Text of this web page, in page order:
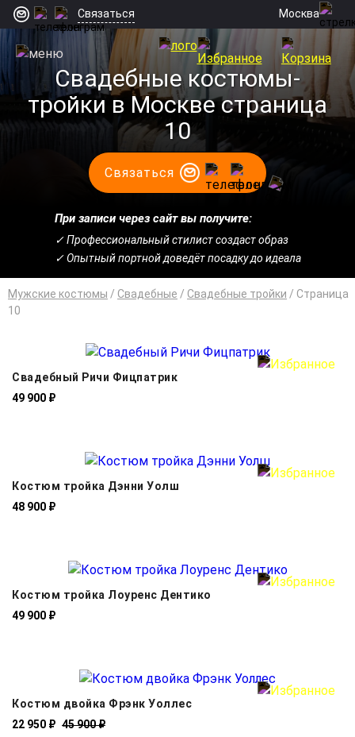
Связаться Москва
Свадебные костюмы-
тройки в Москве страница
10
Связаться
При записи через сайт вы получите:
✓ Профессиональный стилист создаст образ
✓ Опытный портной доведёт посадку до идеала
Мужские костюмы / Свадебные / Свадебные тройки / Cтраница
10
Свадебный Ричи Фицпатрик
49 900 ₽
Костюм тройка Дэнни Уолш
48 900 ₽
Костюм тройка Лоуренс Дентико
49 900 ₽
Костюм двойка Фрэнк Уоллес
22 950 ₽ 45 900 ₽